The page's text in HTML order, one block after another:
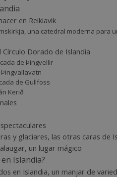
en Reikiavik
una catedral moderna para
Círculo Dorado de Islandia
de Þingvellir
Þingvallavatn
de Gullfoss
Kerið
y glaciares, las otras caras de
un lugar mágico
Islandia?
en Islandia, un manjar de